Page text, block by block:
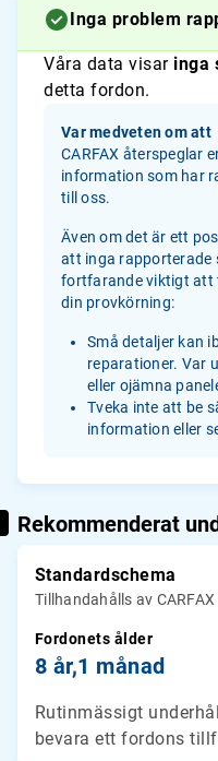
Inga problem
Våra data visar inga
detta fordon.
Var medveten om att
CARFAX återspeglar
information som har
till oss.
Även om det är ett
att inga rapporterade
fortfarande viktigt att
din provkörning:
Små detaljer kan
reparationer. Var
eller ojämna
Tveka inte att be
information eller
Rekommenderat
Standardschema
Tillhandahålls av
Fordonets ålder
8 år,1 månad
Rutinmässigt
bevara ett fordons